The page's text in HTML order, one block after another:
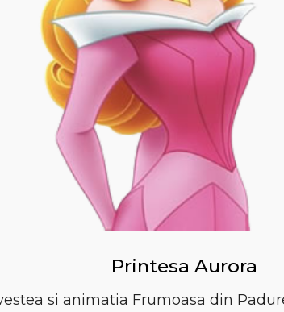
Printesa Aurora
si animatia Frumoasa din